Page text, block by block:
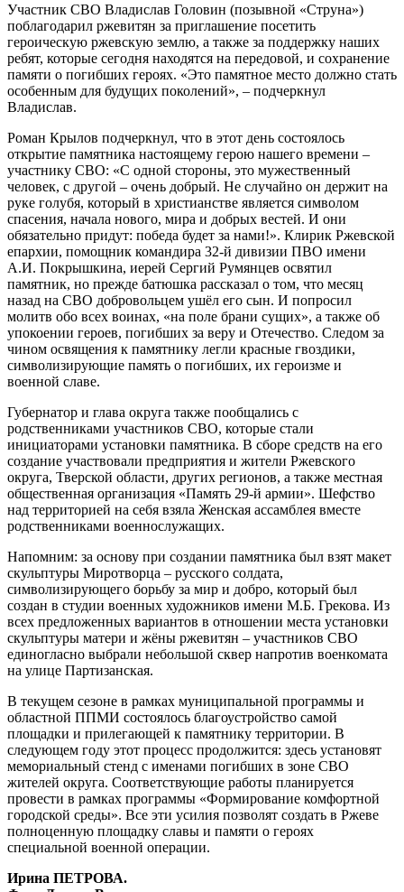
Участник СВО Владислав Головин (позывной «Струна»)
поблагодарил ржевитян за приглашение посетить
героическую ржевскую землю, а также за поддержку наших
ребят, которые сегодня находятся на передовой, и сохранение
памяти о погибших героях. «Это памятное место должно стать
особенным для будущих поколений», – подчеркнул
Владислав.
Роман Крылов подчеркнул, что в этот день состоялось
открытие памятника настоящему герою нашего времени –
участнику СВО: «С одной стороны, это мужественный
человек, с другой – очень добрый. Не случайно он держит на
руке голубя, который в христианстве является символом
спасения, начала нового, мира и добрых вестей. И они
обязательно придут: победа будет за нами!». Клирик Ржевской
епархии, помощник командира 32-й дивизии ПВО имени
А.И. Покрышкина, иерей Сергий Румянцев освятил
памятник, но прежде батюшка рассказал о том, что месяц
назад на СВО добровольцем ушёл его сын. И попросил
молитв обо всех воинах, «на поле брани сущих», а также об
упокоении героев, погибших за веру и Отечество. Следом за
чином освящения к памятнику легли красные гвоздики,
символизирующие память о погибших, их героизме и
военной славе.
Губернатор и глава округа также пообщались с
родственниками участников СВО, которые стали
инициаторами установки памятника. В сборе средств на его
создание участвовали предприятия и жители Ржевского
округа, Тверской области, других регионов, а также местная
общественная организация «Память 29-й армии». Шефство
над территорией на себя взяла Женская ассамблея вместе
родственниками военнослужащих.
Напомним: за основу при создании памятника был взят макет
скульптуры Миротворца – русского солдата,
символизирующего борьбу за мир и добро, который был
создан в студии военных художников имени М.Б. Грекова. Из
всех предложенных вариантов в отношении места установки
скульптуры матери и жёны ржевитян – участников СВО
единогласно выбрали небольшой сквер напротив военкомата
на улице Партизанская.
В текущем сезоне в рамках муниципальной программы и
областной ППМИ состоялось благоустройство самой
площадки и прилегающей к памятнику территории. В
следующем году этот процесс продолжится: здесь установят
мемориальный стенд с именами погибших в зоне СВО
жителей округа. Соответствующие работы планируется
провести в рамках программы «Формирование комфортной
городской среды». Все эти усилия позволят создать в Ржеве
полноценную площадку славы и памяти о героях
специальной военной операции.
Ирина ПЕТРОВА.